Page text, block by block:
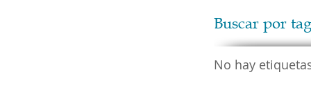
Buscar por
No hay